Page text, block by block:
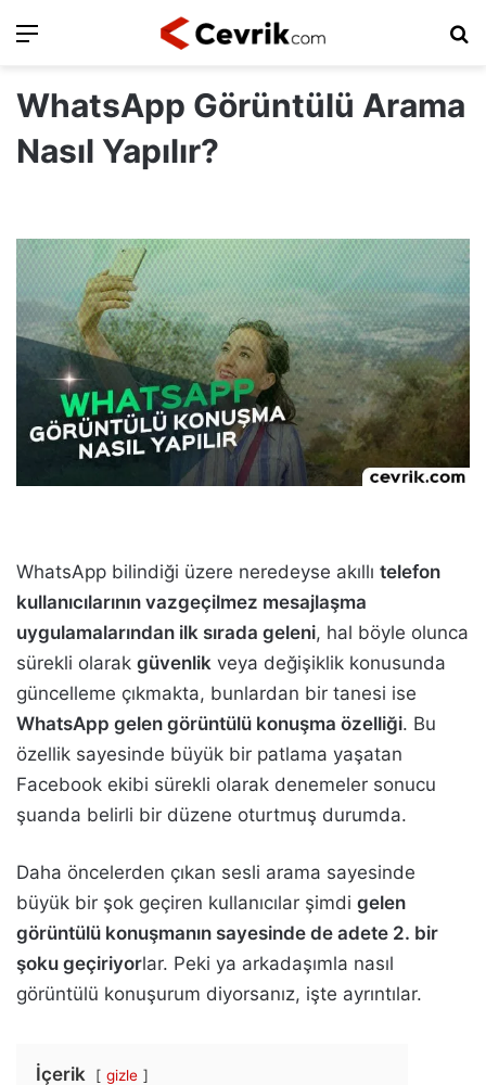
Ara
WhatsApp Görüntülü Arama
Nasıl Yapılır?
WhatsApp bilindiği üzere neredeyse akıllı telefon
kullanıcılarının vazgeçilmez mesajlaşma
uygulamalarından ilk sırada geleni, hal böyle olunca
sürekli olarak güvenlik veya değişiklik konusunda
güncelleme çıkmakta, bunlardan bir tanesi ise
WhatsApp gelen görüntülü konuşma özelliği. Bu
özellik sayesinde büyük bir patlama yaşatan
Facebook ekibi sürekli olarak denemeler sonucu
şuanda belirli bir düzene oturtmuş durumda.
Daha öncelerden çıkan sesli arama sayesinde
büyük bir şok geçiren kullanıcılar şimdi gelen
görüntülü konuşmanın sayesinde de adete 2. bir
şoku geçiriyorlar. Peki ya arkadaşımla nasıl
görüntülü konuşurum diyorsanız, işte ayrıntılar.
İçerik gizle